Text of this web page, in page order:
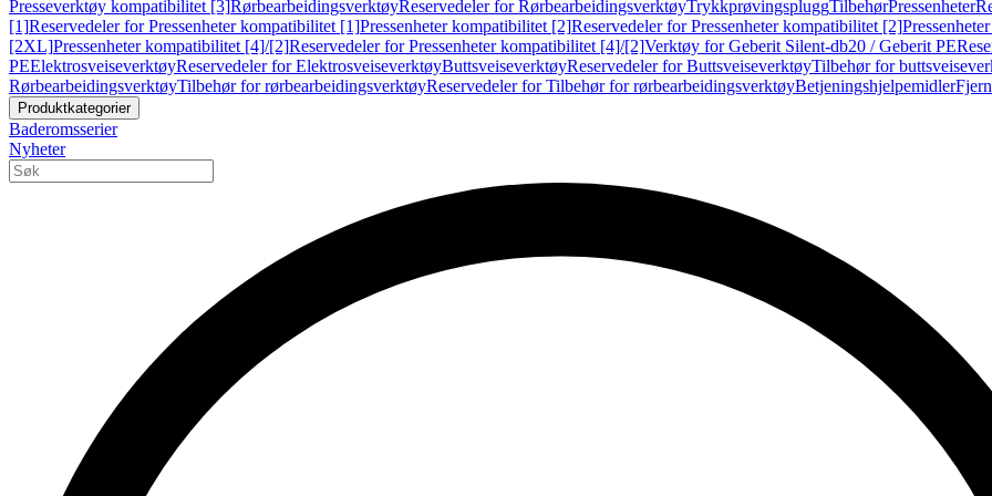
Presseverktøy kompatibilitet [3]RørbearbeidingsverktøyReservedeler for RørbearbeidingsverktøyTrykkprøvingspluggTilbehørPressenheter
[1]Reservedeler for Pressenheter kompatibilitet [1]Pressenheter kompatibilitet [2]Reservedeler for Pressenheter kompatibilitet [2]
[2XL]Pressenheter kompatibilitet [4]/[2]Reservedeler for Pressenheter kompatibilitet [4]/[2]Verktøy for Geberit Silent-db20 / Geberit PE
PEElektrosveiseverktøyReservedeler for ElektrosveiseverktøyButtsveiseverktøyReservedeler for ButtsveiseverktøyTilbehør for
RørbearbeidingsverktøyTilbehør for rørbearbeidingsverktøyReservedeler for Tilbehør for rørbearbeidingsverktøyBetjeningshjelpemidler
Produktkategorier
Baderomsserier
Nyheter